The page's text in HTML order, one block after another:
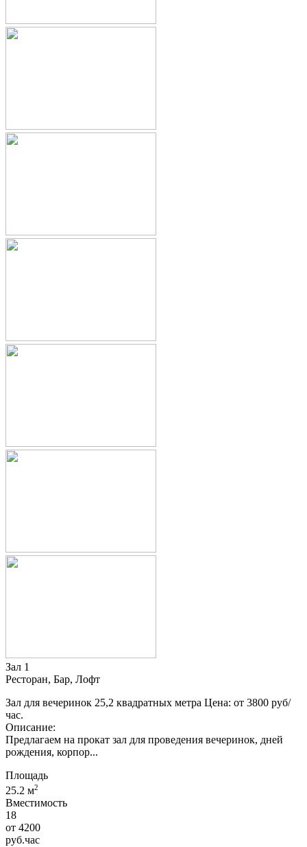
Зал 1
Ресторан, Бар, Лофт
Зал для вечеринок 25,2 квадратных метра Цена: от 3800 руб/
час.
Описание:
Предлагаем на прокат зал для проведения вечеринок, дней
рождения, корпор...
Площадь
25.2 м2
Вместимость
18
от 4200
руб.час